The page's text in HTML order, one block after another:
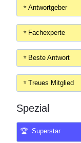
Antwortgeber
Fachexperte
Beste Antwort
Treues Mitglied
Spezial
🏆 Superstar